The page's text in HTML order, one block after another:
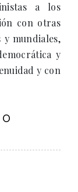
a los
con otras
y mundiales,
y
y con